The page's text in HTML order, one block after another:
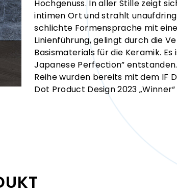
Hochgenuss. In aller Stille zeigt
intimen Ort und strahlt
schlichte Formensprache mit
Linienführung, gelingt durch die
Basismaterials für die Keramik.
Japanese Perfection” entstanden.
Reihe wurden bereits mit dem IF
Dot Product Design 2023